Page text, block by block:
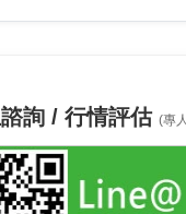
詢 / 行情評估(專